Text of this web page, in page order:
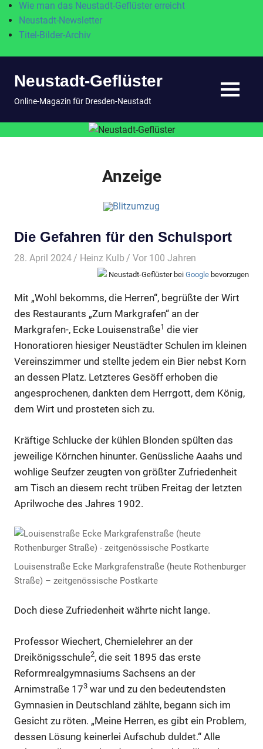
Wie man das Neustadt-Geflüster erreicht
Neustadt-Newsletter
Titel-Bilder-Archiv
InhaltNeustadt-Geflüster
Online-Magazin für Dresden-Neustadt MENÜ
Anzeige
Die Gefahren für den Schulsport
28. April 2024 Heinz Kulb Vor 100 Jahren
Neustadt-Geflüster bei Google bevorzugen
Mit „Wohl bekomms, die Herren“, begrüßte der Wirt
des Restaurants „Zum Markgrafen“ an der
Markgrafen-, Ecke Louisenstraße1 die vier
Honoratioren hiesiger Neustädter Schulen im kleinen
Vereinszimmer und stellte jedem ein Bier nebst Korn
an dessen Platz. Letzteres Gesöff erhoben die
angesprochenen, dankten dem Herrgott, dem König,
dem Wirt und prosteten sich zu.
Kräftige Schlucke der kühlen Blonden spülten das
jeweilige Körnchen hinunter. Genüssliche Aaahs und
wohlige Seufzer zeugten von größter Zufriedenheit
am Tisch an diesem recht trüben Freitag der letzten
Aprilwoche des Jahres 1902.
Louisenstraße Ecke Markgrafenstraße (heute Rothenburger
Straße) – zeitgenössische Postkarte
Doch diese Zufriedenheit währte nicht lange.
Professor Wiechert, Chemielehrer an der
Dreikönigsschule2, die seit 1895 das erste
Reformrealgymnasiums Sachsens an der
Arnimstraße 173 war und zu den bedeutendsten
Gymnasien in Deutschland zählte, begann sich im
Gesicht zu röten. „Meine Herren, es gibt ein Problem,
dessen Lösung keinerlei Aufschub duldet.“ Alle